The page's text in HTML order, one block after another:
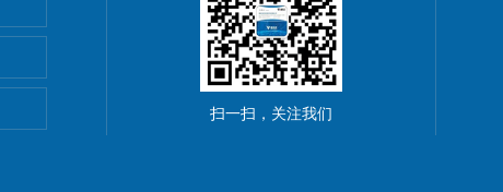
扫一扫，关注我们